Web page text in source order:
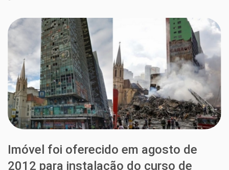
Imóvel foi oferecido em agosto de
2012 para instalação do curso de